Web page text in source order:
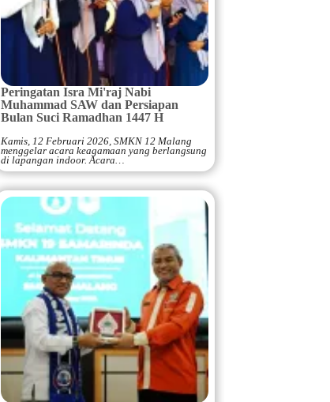
Peringatan Isra Mi'raj Nabi
Muhammad SAW dan Persiapan
Bulan Suci Ramadhan 1447 H
Kamis, 12 Februari 2026, SMKN 12 Malang
menggelar acara keagamaan yang berlangsung
di lapangan indoor. Acara…